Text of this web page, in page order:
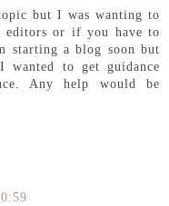
but I was wanting to
editors or if you have to
starting a blog soon but
wanted to get guidance
Any help would be